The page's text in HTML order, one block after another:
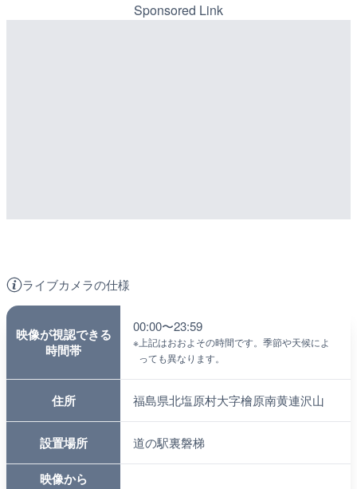
ライブカメラの仕様
映像が視認できる
時間帯
00:00〜23:59
※ 上記はおおよその時間です。季節や天候によ
っても異なります。
住所 福島県北塩原村大字檜原南黄連沢山
設置場所 道の駅裏磐梯
映像から
Sponsored Link